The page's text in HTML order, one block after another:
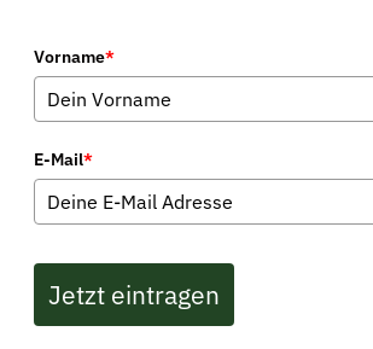
Vorname*
E-Mail*
Jetzt eintragen